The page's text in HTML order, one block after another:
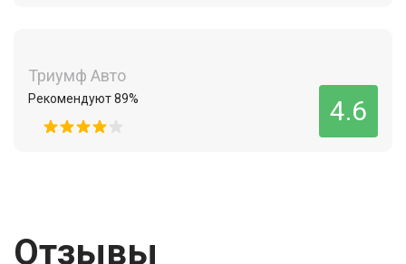
Триумф Авто
Рекомендуют 89% 4.6
Отзывы